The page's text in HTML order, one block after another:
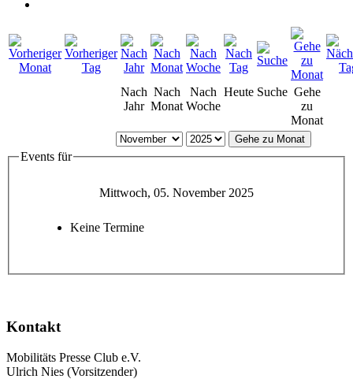
Nach
Jahr
Nach
Monat
Nach
Woche
Heute Suche Gehe
zu
Monat
Gehe zu Monat
Events für
Mittwoch, 05. November 2025
Keine Termine
Kontakt
Mobilitäts Presse Club e.V.
Ulrich Nies (Vorsitzender)